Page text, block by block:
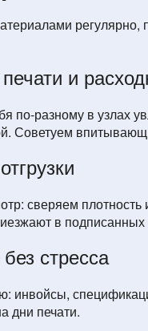
регулярно,
и
по-разному в
Советуем
сверяем
в подписанных
стресса
инвойсы,
дни печати.